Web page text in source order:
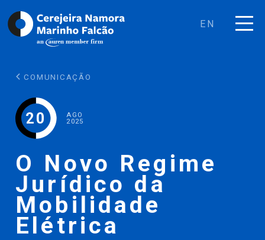
EN
COMUNICAÇÃO
20 AGO
2025
O Novo Regime
Jurídico da
Mobilidade
Elétrica